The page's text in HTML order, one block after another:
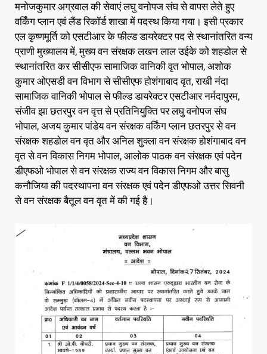
मनोजकुमार अग्रवाल की सेवाएं लघु वनोपज संघ से वापस लेते हुए
वर्किंग प्लान एवं लैंड रिकॉर्ड शाखा में पदस्थ किया गया। इसी प्रकार
एल कृष्णमूर्ति को एसटीआर के फील्ड डायरेक्टर पद से स्थानांतरित वन्य
प्राणी मुख्यालय में, मुख्य वन संरक्षक लखन लाल उईके को शहडोल से
स्थानांतरित कर सीसीएफ सामाजिक वानिकी वृत भोपाल, अशोक
कुमार ओएसडी वन विभाग से सीसीएफ होशंगाबाद वृत, राखी नंदा
सामाजिक वानिकी भोपाल से फील्ड डायरेक्टर एसटीआर नर्मदापुरम,
संजीव झा छतरपुर वन वृत्त से प्रतिनियुक्ति पर लघु वनोपज संघ
भोपाल, अजय कुमार पांडेय वन संरक्षक वर्किंग प्लान छतरपुर से वन
संरक्षक शहडोल वन वृत और अनिल शुक्ला वन संरक्षक होशंगाबाद वन
वृत से वन विकास निगम भोपाल, आलोक पाठक वन संरक्षक एवं पदेन
डीएफओ भोपाल से वन संरक्षक राज्य वन विकास निगम और बासु
कनौजिया की पदस्थापना वन संरक्षक एवं पदेन डीएफओ उत्तर सिवनी
से वन संरक्षक बैतूल वन वृत में की गई है।